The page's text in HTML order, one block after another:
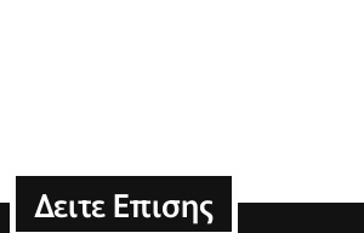
Δειτε Επισης